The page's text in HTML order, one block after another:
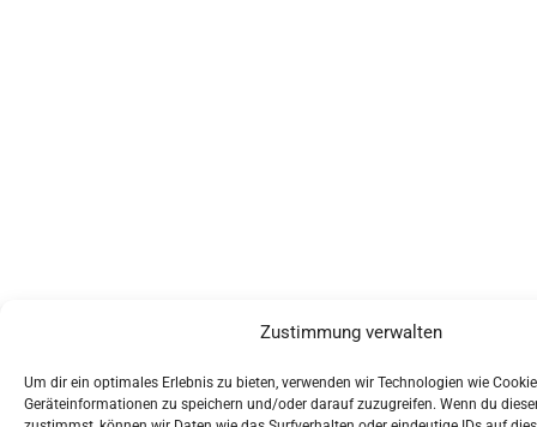
Zustimmung verwalten
Um dir ein optimales Erlebnis zu bieten, verwenden wir Technologien wie
Geräteinformationen zu speichern und/oder darauf zuzugreifen. Wenn du